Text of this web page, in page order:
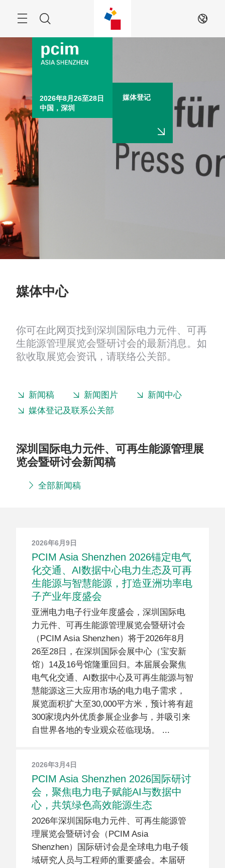
索
2026年8月26至28日
中国，深圳
媒体登记
媒体中心
你可在此网页找到深圳国际电力元件、可再
生能源管理展览会暨研讨会的最新消息。如
欲收取展览会资讯，请联络公关部。
新闻稿 新闻图片
新闻中心
媒体登记及联系公关部
深圳国际电力元件、可再生能源管理展
览会暨研讨会新闻稿
全部新闻稿
2026年6月9日
PCIM Asia Shenzhen 2026锚定电气
化交通、AI数据中心电力生态及可再
生能源与智慧能源，打造亚洲功率电
子产业年度盛会
亚洲电力电子行业年度盛会，深圳国际电
力元件、可再生能源管理展览会暨研讨会
（PCIM Asia Shenzhen）将于2026年8月
26至28日，在深圳国际会展中心（宝安新
馆）14及16号馆隆重回归。本届展会聚焦
电气化交通、AI数据中心及可再生能源与智
慧能源这三大应用市场的电力电子需求，
展览面积扩大至30,000平方米，预计将有超
300家境内外优质参展企业参与，并吸引来
自世界各地的专业观众莅临现场。
2026年3月4日
PCIM Asia Shenzhen 2026国际研讨
会，聚焦电力电子赋能AI与数据中
心，共筑绿色高效能源生态
2026年深圳国际电力元件、可再生能源管
理展览会暨研讨会（PCIM Asia
Shenzhen）国际研讨会是全球电力电子领
域研究人员与工程师的重要盛会。本届研